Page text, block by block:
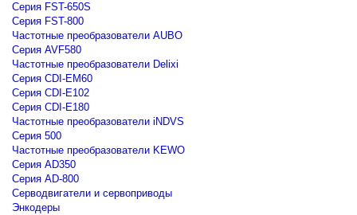
Серия FST-650S
Серия FST-800
Частотные преобразователи AUBO
Серия AVF580
Частотные преобразователи Delixi
Серия CDI-EM60
Серия CDI-E102
Серия CDI-E180
Частотные преобразователи iNDVS
Серия 500
Частотные преобразователи KEWO
Серия AD350
Серия AD-800
Серводвигатели и сервоприводы
Энкодеры